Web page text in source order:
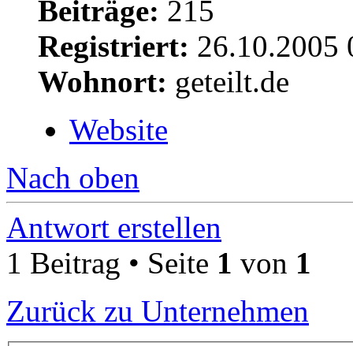
Beiträge: 215
Registriert: 26.10.2005
Wohnort: geteilt.de
Website
Nach oben
Antwort erstellen
1 Beitrag • Seite 1 von 1
Zurück zu Unternehmen